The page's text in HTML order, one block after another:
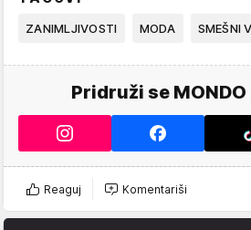
ZANIMLJIVOSTI MODA SMEŠNI
Pridruži se
Reaguj Komentariši